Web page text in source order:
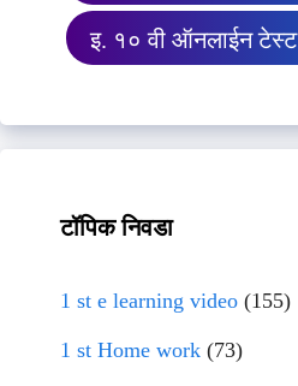
इ. १० वी ऑनलाईन टेस्ट
टॉपिक निवडा
1 st e learning video (155)
1 st Home work (73)